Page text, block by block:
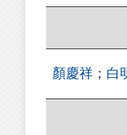
顏慶祥 ； 白